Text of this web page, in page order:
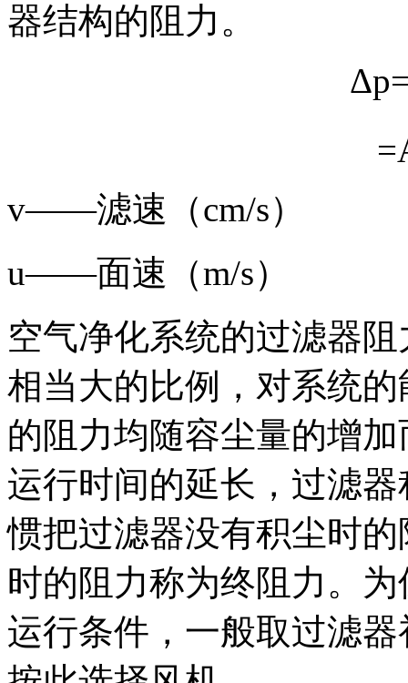
器结构的阻力。
v——滤速（cm/s）
u——面速（m/s）
空气净化系统的过滤器
相当大的比例，对系统
的阻力均随容尘量的增
运行时间的延长，过滤
惯把过滤器没有积尘时
时的阻力称为终阻力。
运行条件，一般取过滤